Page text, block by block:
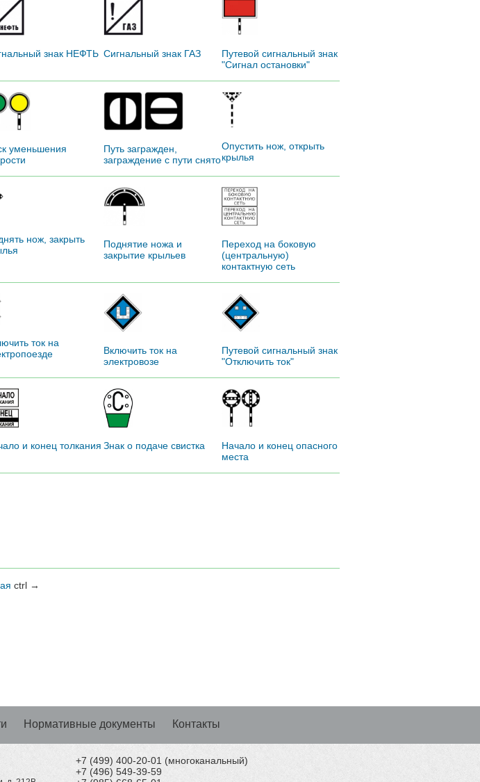
знак НЕФТЬ Сигнальный знак ГАЗ
Путевой сигнальный знак
"Сигнал остановки"
уменьшения
Путь загражден,
заграждение с пути снято
Опустить нож, открыть
крылья
нож, закрыть
Поднятие ножа и
закрытие крыльев
Переход на боковую
(центральную)
контактную сеть
ток на
Включить ток на
электровозе
Путевой сигнальный знак
"Отключить ток"
и конец толкания Знак о подаче свистка
Начало и конец опасного
места
ctrl →
Нормативные документы Контакты
+7 (499) 400-20-01 (многоканальный)
+7 (496) 549-39-59